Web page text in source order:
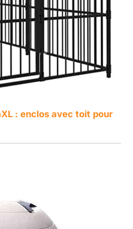
: enclos avec toit pour